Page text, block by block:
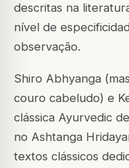
descritas na
nível de
observação.
Shiro Abhyanga
couro cabeludo) e
clássica Ayurvedic
no Ashtanga
textos clássicos